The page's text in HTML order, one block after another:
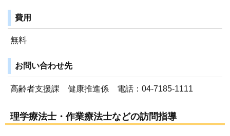
費用
無料
お問い合わせ先
高齢者支援課 健康推進係 電話：04-7185-1111
理学療法士・作業療法士などの訪問指導